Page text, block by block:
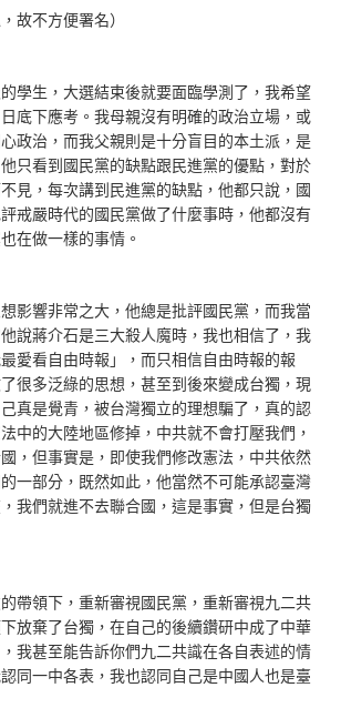
故不方便署名）
學生，大選結束後就要面臨學測了，我希望
底下應考。我母親沒有明確的政治立場，或
政治，而我父親則是十分盲目的本土派，是
只看到國民黨的缺點跟民進黨的優點，對於
見，每次講到民進黨的缺點，他都只說，國
戒嚴時代的國民黨做了什麼事時，他都沒有
在做一樣的事情。
影響非常之大，他總是批評國民黨，而我當
說蔣介石是三大殺人魔時，我也相信了，我
愛看自由時報」，而只相信自由時報的報
很多泛綠的思想，甚至到後來變成台獨，現
真是覺青，被台灣獨立的理想騙了，真的認
中的大陸地區修掉，中共就不會打壓我們，
，但事實是，即使我們修改憲法，中共依然
一部分，既然如此，他當然不可能承認臺灣
我們就進不去聯合國，這是事實，但是台獨
帶領下，重新審視國民黨，重新審視九二共
放棄了台獨，在自己的後續鑽研中成了中華
我甚至能告訴你們九二共識在各自表述的情
同一中各表，我也認同自己是中國人也是臺